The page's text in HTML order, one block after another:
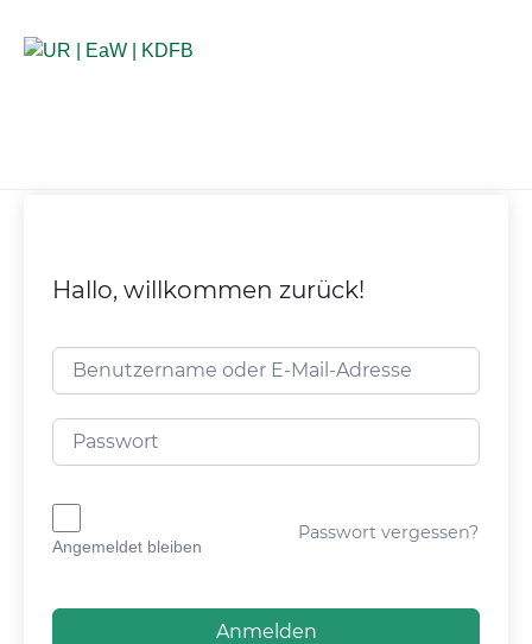
Hallo, willkommen zurück!
Angemeldet bleiben
Passwort vergessen?
Anmelden